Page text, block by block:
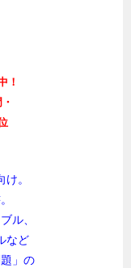
！
。
ル、
など
」の